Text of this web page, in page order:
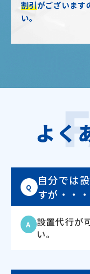
割引がございます
い。
よく
Q
自分では
すが・・・
A
設置代行が
い。